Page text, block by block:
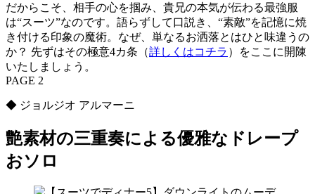
だからこそ、相手の心を掴み、貴兄の本気が伝わる最強服
は“スーツ”なのです。語らずして口説き、“素敵”を記憶に焼
き付ける印象の魔術。なぜ、単なるお洒落とはひと味違うの
か？ 先ずはその極意4カ条（詳しくはコチラ ）をここに開陳
いたしましょう。
PAGE 2
◆ ジョルジオ アルマーニ
艶素材の三重奏による優雅なドレープ
おソロ